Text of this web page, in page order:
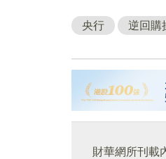
央行 逆回購
財華網所刊載